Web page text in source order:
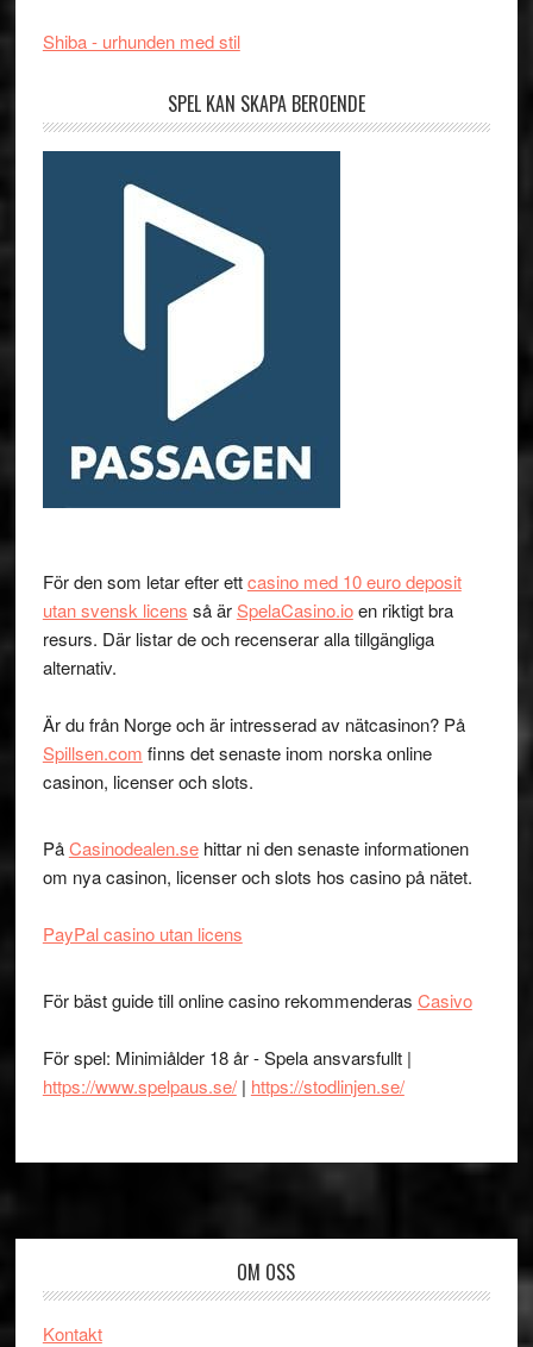
Shiba - urhunden med stil
SPEL KAN SKAPA BEROENDE
För den som letar efter ettcasino med 10 euro deposit
utan svensk licens så ärSpelaCasino.ioen riktigt bra
resurs. Där listar de och recenserar alla tillgängliga
alternativ.
Är du från Norge och är intresserad av nätcasinon? På
Spillsen.com finns det senaste inom norska online
casinon, licenser och slots.
PåCasinodealen.sehittar ni den senaste informationen
om nya casinon, licenser och slots hos casino på nätet.
PayPal casino utan licens
För bäst guide till online casino rekommenderas Casivo
För spel: Minimiålder 18 år - Spela ansvarsfullt |
https://www.spelpaus.se/| https://stodlinjen.se/
OM OSS
Kontakt